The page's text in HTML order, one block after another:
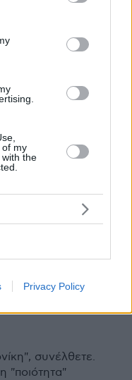
third-party tags to
in below Google
of my
the
Privacy Policy
προσδοκίες.
στον άλλον.
ατόμου είναι
προσφέρει η
μεγάλωσε στην
δεκαετίας του
πάλι είμαι
τελευταία;;;
συνέλθετε.
"ποιότητα"